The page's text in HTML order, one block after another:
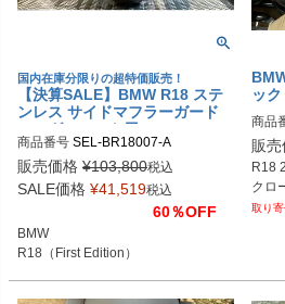
国内在庫分限りの超特価販売！
【決算SALE】BMW R18 ステ
ンレス サイドマフラーガード
シングルシート用 DK design
商品番号 SEL-BR18007-A
メーカー品番：BR18007-A
-P:ポリッシュ
-B:ブラック
販売価格 ¥103,800税込
SALE価格 ¥41,519税込
60％OFF
BMW
R18（First Edition）
ッ
商品
販売
R18
クロ